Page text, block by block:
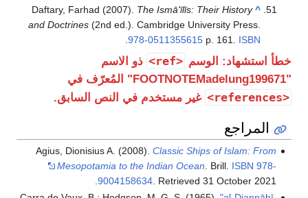
^
Daftary, Farhad (2007).The Ismā'īlīs: Their History
and Doctrines(2nd ed.). Cambridge University Press.
p. 161.ISBN
978-0511355615
.
خطأ استشهاد: الوسم <ref>
ذو الاسم
"FOOTNOTEMadelung199671" المُعرّف في
<references> غير مستخدم في النص السابق.
المراجع
Agius, Dionisius A. (2008).Classic Ships of Islam: From
Mesopotamia to the Indian Ocean . Brill.ISBN 978-
9004158634 . Retrieved31 October2021
.